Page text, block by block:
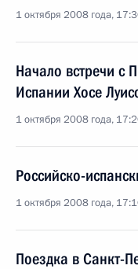
1 октября 2008 года,
Начало встречи с
Испании Хосе
1 октября 2008 года,
Российско-
1 октября 2008 года,
Поездка в Санкт-